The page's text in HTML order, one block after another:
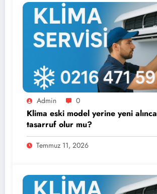
Admin 0
Klima eski model yerine yeni alınca
tasarruf olur mu?
Temmuz 11, 2026